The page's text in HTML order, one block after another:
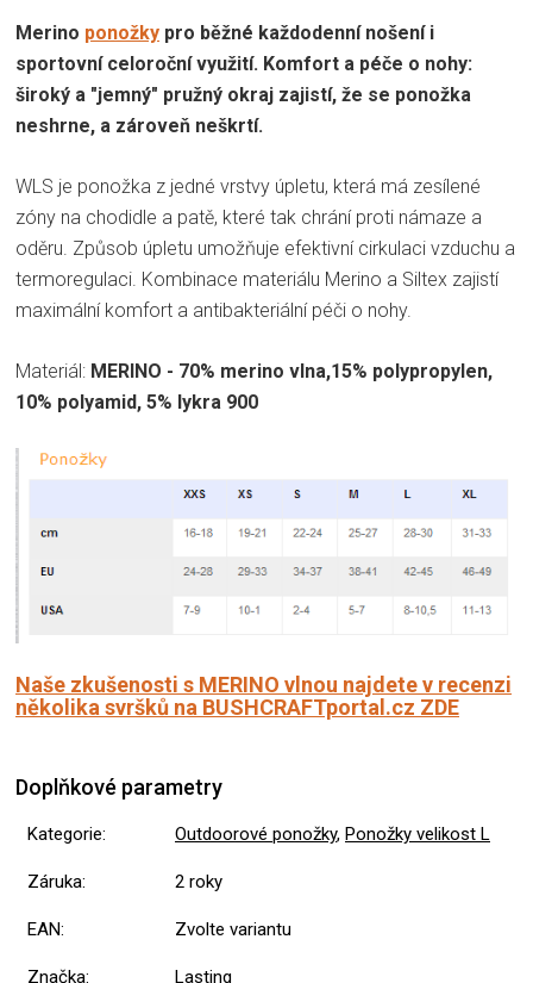
Merino ponožky pro běžné každodenní nošení i
sportovní celoroční využití. Komfort a péče o nohy:
široký a "jemný" pružný okraj zajistí, že se ponožka
neshrne, a zároveň neškrtí.
WLS je ponožka z jedné vrstvy úpletu, která má zesílené
zóny na chodidle a patě, které tak chrání proti námaze a
oděru. Způsob úpletu umožňuje efektivní cirkulaci vzduchu a
termoregulaci. Kombinace materiálu Merino a Siltex zajistí
maximální komfort a antibakteriální péči o nohy.
Materiál: MERINO - 70% merino vlna,15% polypropylen,
10% polyamid, 5% lykra 900
Naše zkušenosti s MERINO vlnou najdete v recenzi
několika svršků na BUSHCRAFTportal.cz ZDE
Doplňkové parametry
Kategorie: Outdoorové ponožky, Ponožky velikost L
Záruka: 2 roky
EAN: Zvolte variantu
Značka: Lasting